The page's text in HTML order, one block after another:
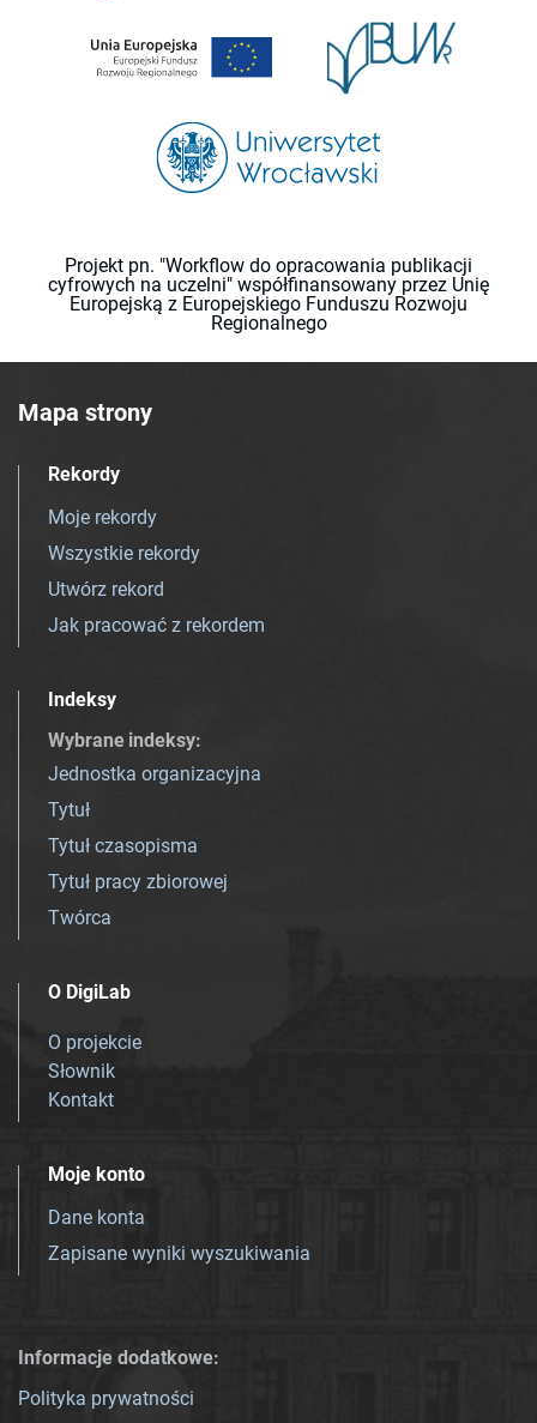
Projekt pn. "Workflow do opracowania publikacji
cyfrowych na uczelni" współfinansowany przez Unię
Europejską z Europejskiego Funduszu Rozwoju
Regionalnego
Mapa strony
Rekordy
Moje rekordy
Wszystkie rekordy
Utwórz rekord
Jak pracować z rekordem
Indeksy
Wybrane indeksy:
Jednostka organizacyjna
Tytuł
Tytuł czasopisma
Tytuł pracy zbiorowej
Twórca
O DigiLab
O projekcie
Słownik
Kontakt
Moje konto
Dane konta
Zapisane wyniki wyszukiwania
Informacje dodatkowe:
Polityka prywatności